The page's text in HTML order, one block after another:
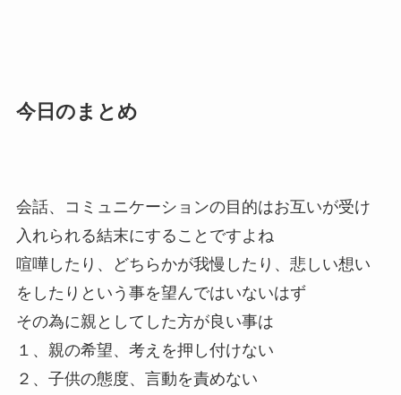
今日のまとめ
会話、コミュニケーションの目的はお互いが受け
入れられる結末にすることですよね
喧嘩したり、どちらかが我慢したり、悲しい想い
をしたりという事を望んではいないはず
その為に親としてした方が良い事は
１、親の希望、考えを押し付けない
２、子供の態度、言動を責めない